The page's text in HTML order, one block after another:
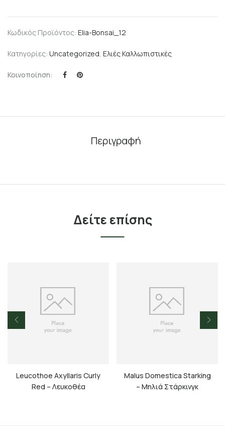
Κωδικός Προϊόντος: Elia-Bonsai_12
Κατηγορίες: Uncategorized, Ελιές Καλλωπιστικές
Κοινοποίηση:
Περιγραφή
Δείτε επίσης
Leucothoe Axyllaris Curly
Red – Λευκοθέα
Malus Domestica Starking
– Μηλιά Στάρκινγκ